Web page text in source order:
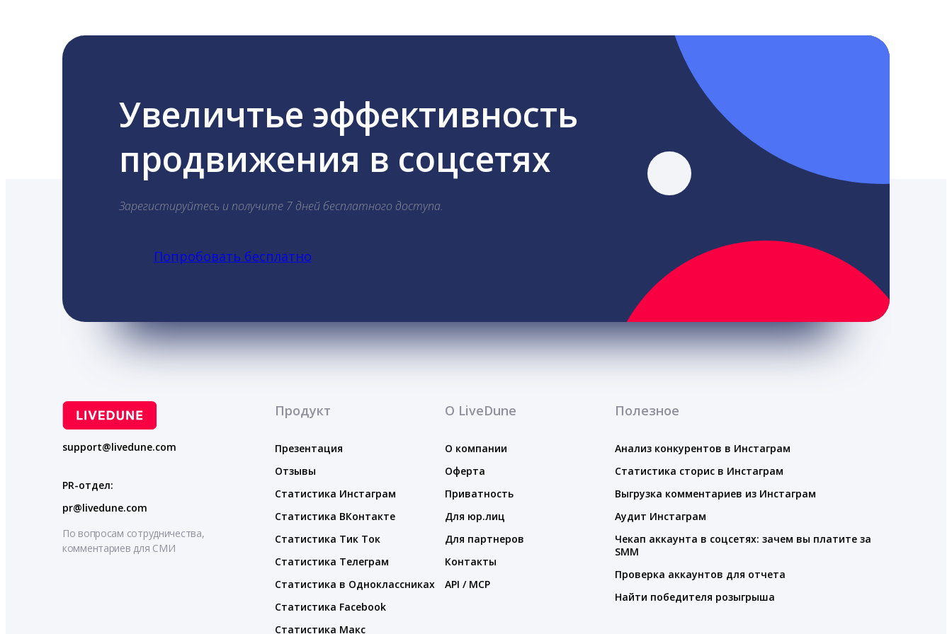
Увеличтье эффективность
продвижения в соцсетях
Зарегистируйтесь и получите 7 дней бесплатного доступа.
Попробовать бесплатно
support@livedune.com
PR-отдел:
pr@livedune.com
По вопросам сотрудничества,
комментариев для СМИ
Продукт
Презентация
Отзывы
Статистика Инстаграм
Статистика ВКонтакте
Статистика Тик Ток
Статистика Телеграм
Статистика в Одноклассниках
Статистика Facebook
Статистика Макс
О LiveDune
О компании
Оферта
Приватность
Для юр.лиц
Для партнеров
Контакты
API / MCP
Полезное
Анализ конкурентов в Инстаграм
Статистика сторис в Инстаграм
Выгрузка комментариев из Инстаграм
Аудит Инстаграм
Чекап аккаунта в соцсетях: зачем вы платите за
SMM
Проверка аккаунтов для отчета
Найти победителя розыгрыша